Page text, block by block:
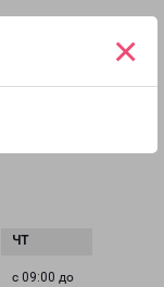
×
с 09:00 до